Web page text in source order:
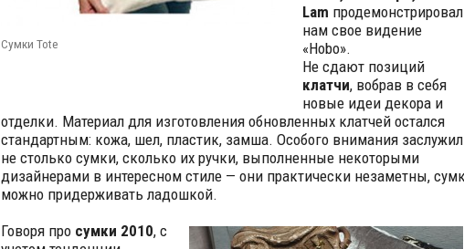
Сумки Tote
Lam
нам свое видение
«Hobo».
Не сдают позиций
клатчи, вобрав в себя
новые идеи декора и
отделки. Материал для изготовления обновленных клатчей остался
стандартным: кожа, шел, пластик, замша. Особого внимания
не столько сумки, сколько их ручки, выполненные некоторыми
дизайнерами в интересном стиле — они практически незаметны,
можно придерживать ладошкой.
Говоря про сумки 2010, с